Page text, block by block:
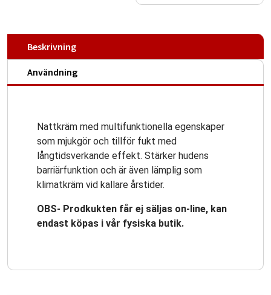
Beskrivning
Användning
Nattkräm med multifunktionella egenskaper
som mjukgör och tillför fukt med
långtidsverkande effekt. Stärker hudens
barriärfunktion och är även lämplig som
klimatkräm vid kallare årstider.
OBS- Prodkukten får ej säljas on-line, kan
endast köpas i vår fysiska butik.